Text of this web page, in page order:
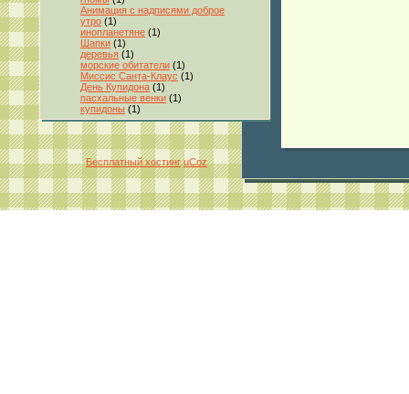
Анимация с надписями доброе
утро (1)
инопланетяне (1)
Шапки (1)
деревья (1)
морские обитатели (1)
Миссис Санта-Клаус (1)
День Купидона (1)
пасхальные венки (1)
купидоны (1)
Бесплатный хостинг uCoz